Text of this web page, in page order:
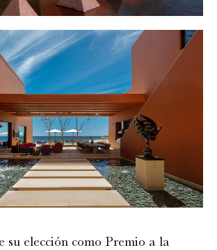
su elección como Premio a la